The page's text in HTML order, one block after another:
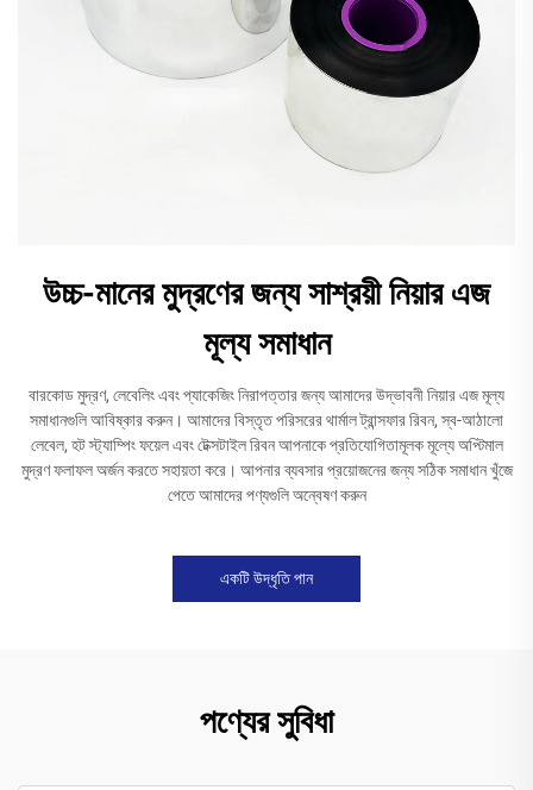
উচ্চ-মানের মুদ্রণের জন্য সাশ্রয়ী নিয়ার এজ
মূল্য সমাধান
বারকোড মুদ্রণ, লেবেলিং এবং প্যাকেজিং নিরাপত্তার জন্য আমাদের উদ্ভাবনী নিয়ার এজ মূল্য
সমাধানগুলি আবিষ্কার করুন। আমাদের বিস্তৃত পরিসরের থার্মাল ট্রান্সফার রিবন, স্ব-আঠালো
লেবেল, হট স্ট্যাম্পিং ফয়েল এবং টেক্সটাইল রিবন আপনাকে প্রতিযোগিতামূলক মূল্যে অপ্টিমাল
মুদ্রণ ফলাফল অর্জন করতে সহায়তা করে। আপনার ব্যবসার প্রয়োজনের জন্য সঠিক সমাধান খুঁজে
পেতে আমাদের পণ্যগুলি অন্বেষণ করুন
একটি উদ্ধৃতি পান
পণ্যের সুবিধা